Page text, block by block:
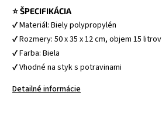
⭐ ŠPECIFIKÁCIA
✔ Materiál: Biely polypropylén
✔ Rozmery: 50 x 35 x 12 cm, objem 15 litrov
✔ Farba: Biela
✔ Vhodné na styk s potravinami
Detailné informácie